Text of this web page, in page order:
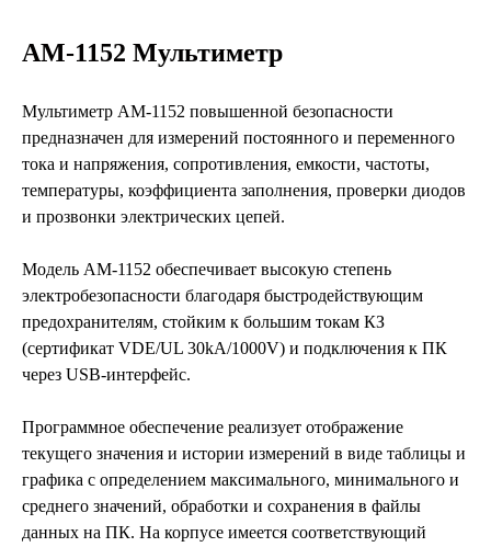
АМ-1152 Мультиметр
Мультиметр AM-1152 повышенной безопасности
предназначен для измерений постоянного и переменного
тока и напряжения, сопротивления, емкости, частоты,
температуры, коэффициента заполнения, проверки диодов
и прозвонки электрических цепей.
Модель АМ-1152 обеспечивает высокую степень
электробезопасности благодаря быстродействующим
предохранителям, стойким к большим токам КЗ
(сертификат VDE/UL 30kA/1000V) и подключения к ПК
через USB-интерфейс.
Программное обеспечение реализует отображение
текущего значения и истории измерений в виде таблицы и
графика с определением максимального, минимального и
среднего значений, обработки и сохранения в файлы
данных на ПК. На корпусе имеется соответствующий